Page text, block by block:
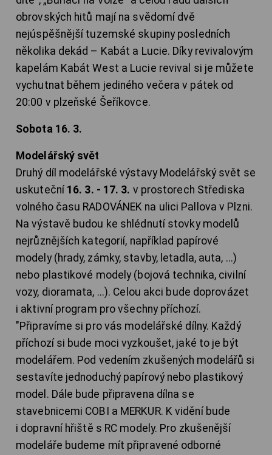
obrovských hitů mají na svědomí dvě
nejúspěšnější tuzemské skupiny posledních
několika dekád – Kabát a Lucie. Díky revivalovým
kapelám Kabát West a Lucie revival si je můžete
vychutnat během jediného večera v pátek od
20:00 v plzeňské Šeříkovce.
Sobota 16. 3.
Modelářský svět
Druhý díl modelářské výstavy Modelářský svět se
uskuteční 16. 3. - 17. 3. v prostorech Střediska
volného času RADOVÁNEK na ulici Pallova v Plzni.
Na výstavě budou ke shlédnutí stovky modelů
nejrůznějších kategorií, například papírové
modely (hrady, zámky, stavby, letadla, auta, ...)
nebo plastikové modely (bojová technika, civilní
vozy, dioramata, ...). Celou akci bude doprovázet
i aktivní program pro všechny příchozí.
"Připravíme si pro vás modelářské dílny. Každý
příchozí si bude moci vyzkoušet, jaké to je být
modelářem. Pod vedením zkušených modelářů si
sestavíte jednoduchý papírový nebo plastikový
model. Dále bude připravena dílna se
stavebnicemi COBI a MERKUR. K vidění bude
i dopravní hřiště s RC modely. Pro zkušenější
modeláře budeme mít připravené odborné